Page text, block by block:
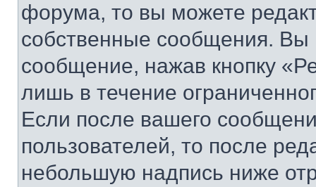
форума, то вы можете
собственные сообщения. Вы
сообщение, нажав кнопку
лишь в течение
Если после вашего
пользователей, то после
небольшую надпись ниже